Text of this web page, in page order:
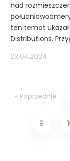
nad
ten temat
Distributions.
23.04.2024
« Poprzednie
9